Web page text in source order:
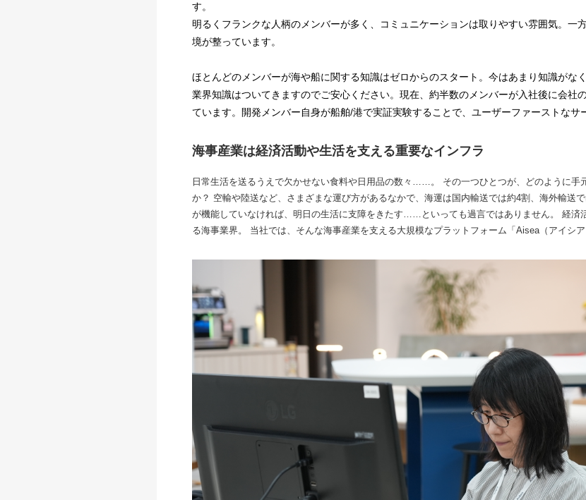
す。
明るくフランクな人柄のメンバーが多く、コミュニケーションは取りやすい雰囲気。一
境が整っています。
ほとんどのメンバーが海や船に関する知識はゼロからのスタート。今はあまり知識がな
業界知識はついてきますのでご安心ください。現在、約半数のメンバーが入社後に会社
ています。開発メンバー自身が船舶/港で実証実験することで、ユーザーファーストなサ
海事産業は経済活動や生活を支える重要なインフラ
日常生活を送るうえで欠かせない食料や日用品の数々……。 その一つひとつが、どのように手
か？ 空輸や陸送など、さまざまな運び方があるなかで、海運は国内輸送では約4割、海外輸送
が機能していなければ、明日の生活に支障をきたす……といっても過言ではありません。 経済
る海事業界。 当社では、そんな海事産業を支える大規模なプラットフォーム「Aisea（アイシア